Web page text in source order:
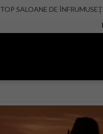
TOP SALOANE DE